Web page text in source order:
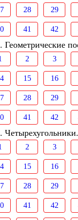
28 29
41 42
Геометрические
2 3
15 16
28 29
41 42
2 3
15 16
28 29
41 42